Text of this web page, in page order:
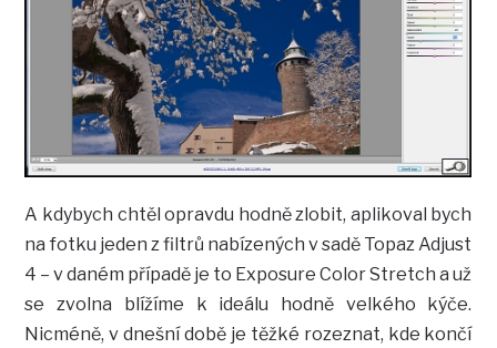
A kdybych chtěl opravdu hodně zlobit, aplikoval bych
na fotku jeden z filtrů nabízených v sadě Topaz Adjust
4 – v daném případě je to Exposure Color Stretch a už
se zvolna blížíme k ideálu hodně velkého kýče.
Nicméně, v dnešní době je těžké rozeznat, kde končí